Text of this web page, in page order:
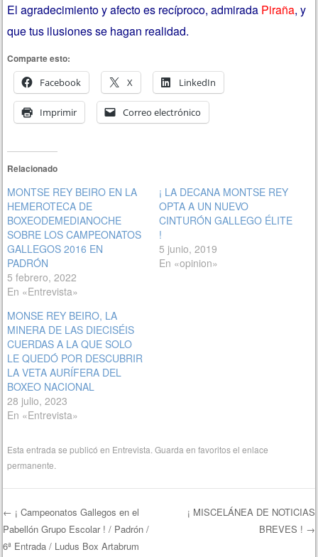
El agradecimiento y afecto es recíproco, admirada Piraña, y
que tus ilusiones se hagan realidad.
Comparte esto:
Facebook
X LinkedIn
Imprimir Correo electrónico
Relacionado
MONTSE REY BEIRO EN LA
HEMEROTECA DE
BOXEODEMEDIANOCHE
SOBRE LOS CAMPEONATOS
GALLEGOS 2016 EN
PADRÓN
5 febrero, 2022
En «Entrevista»
¡ LA DECANA MONTSE REY
OPTA A UN NUEVO
CINTURÓN GALLEGO ÉLITE
!
5 junio, 2019
En «opinion»
MONSE REY BEIRO, LA
MINERA DE LAS DIECISÉIS
CUERDAS A LA QUE SOLO
LE QUEDÓ POR DESCUBRIR
LA VETA AURÍFERA DEL
BOXEO NACIONAL
28 julio, 2023
En «Entrevista»
Esta entrada se publicó en Entrevista . Guarda en favoritos elenlace
permanente
Navegación de entradas
← ¡ Campeonatos Gallegos en el
Pabellón Grupo Escolar ! / Padrón /
6ª Entrada / Ludus Box Artabrum
¡ MISCELÁNEA DE NOTICIAS
BREVES ! →